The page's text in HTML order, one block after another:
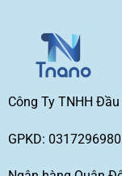
Công Ty TNHH
GPKD: 0317296980